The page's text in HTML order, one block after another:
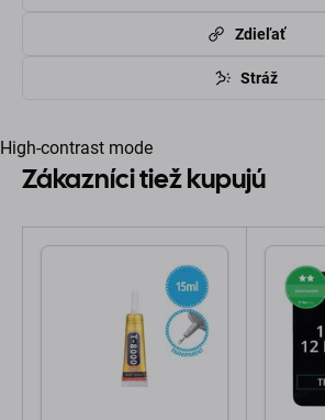
Zdieľať
Stráž
High-contrast mode
Zákazníci tiež kupujú